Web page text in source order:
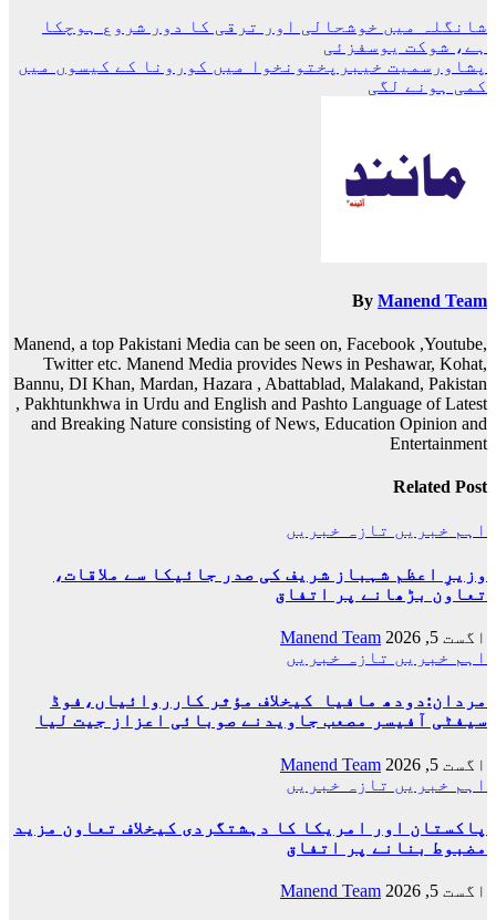
پوسٹوں
کی
نیویگیشن
شانگلہ میں خوشحالی اور ترقی کا دور شروع ہوچکا
ہے، شوکت یوسفزئی
پشاورسمیت خیبرپختونخوا میں کورونا کے کیسوں میں
کمی ہونے لگی
By Manend Team
Manend, a top Pakistani Media can be seen on, Facebook ,Youtube,
Twitter etc. Manend Media provides News in Peshawar, Kohat,
Bannu, DI Khan, Mardan, Hazara , Abattablad, Malakand, Pakistan
, Pakhtunkhwa in Urdu and English and Pashto Language of Latest
and Breaking Nature consisting of News, Education Opinion and
Entertainment
Related Post
اہم خبریں تازہ خبریں
وزیرِ اعظم شہباز شریف کی صدر جائیکا سے ملاقات،
تعاون بڑھانے پر اتفاق
اگست 5, 2026
Manend Team
اہم خبریں تازہ خبریں
مردان:دودھ مافیا کیخلاف مؤثر کارروائیاں،فوڈ
سیفٹی آفیسر مصعب جاویدنے صوبائی اعزاز جیت لیا
اگست 5, 2026
Manend Team
اہم خبریں تازہ خبریں
پاکستان اور امریکا کا دہشتگردی کیخلاف تعاون مزید
مضبوط بنانے پر اتفاق
اگست 5, 2026 Manend Team